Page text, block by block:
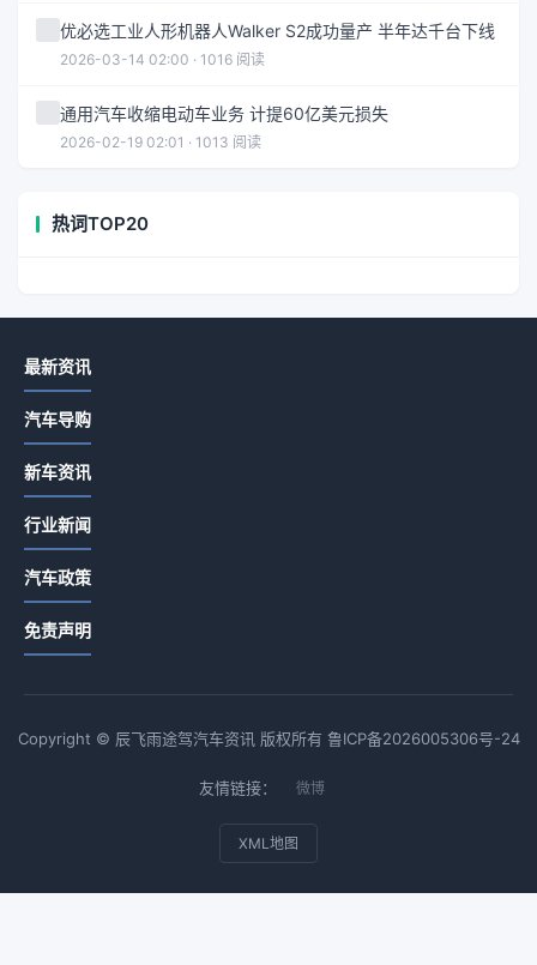
优必选工业人形机器人Walker S2成功量产 半年达千台下线
2026-03-14 02:00 · 1016 阅读
通用汽车收缩电动车业务 计提60亿美元损失
2026-02-19 02:01 · 1013 阅读
热词TOP20
最新资讯
汽车导购
新车资讯
行业新闻
汽车政策
免责声明
Copyright © 辰飞雨途驾汽车资讯 版权所有 鲁ICP备2026005306号-24
友情链接： 微博
XML地图